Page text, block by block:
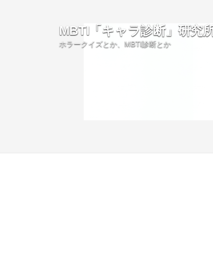
MBTI「キャラ診断」研究
ホラークイズとか、MBTI診断とか